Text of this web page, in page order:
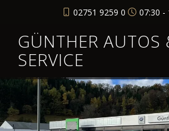
02751 9259 0 07:30 -
GÜNTHER AUTOS
SERVICE